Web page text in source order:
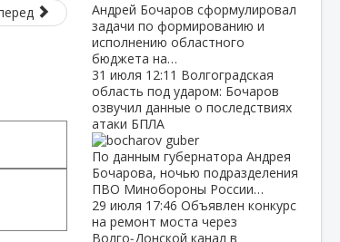
Андрей Бочаров сформулировал
задачи по формированию и
исполнению областного
бюджета на…
31 июля 12:11 Волгоградская
область под ударом: Бочаров
озвучил данные о последствиях
атаки БПЛА
По данным губернатора Андрея
Бочарова, ночью подразделения
ПВО Минобороны России…
29 июля 17:46 Объявлен конкурс
на ремонт моста через
Волго‑Донской канал в